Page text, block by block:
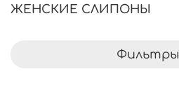
ЖЕНСКИЕ СЛИПОНЫ
Фильтры